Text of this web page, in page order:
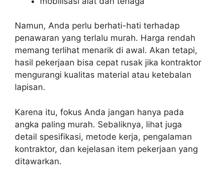
Namun, Anda perlu berhati-hati terhadap
penawaran yang terlalu murah. Harga rendah
memang terlihat menarik di awal. Akan tetapi,
hasil pekerjaan bisa cepat rusak jika kontraktor
mengurangi kualitas material atau ketebalan
lapisan.
Karena itu, fokus Anda jangan hanya pada
angka paling murah. Sebaliknya, lihat juga
detail spesifikasi, metode kerja, pengalaman
kontraktor, dan kejelasan item pekerjaan yang
ditawarkan.